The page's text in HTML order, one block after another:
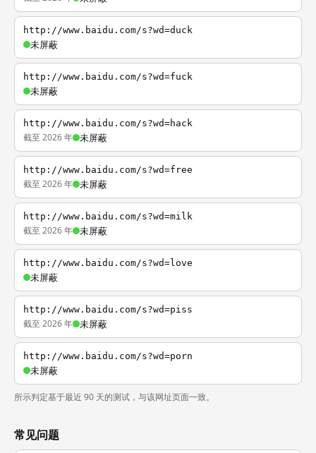
http://www.baidu.com/s?wd=duck
未屏蔽
http://www.baidu.com/s?wd=fuck
未屏蔽
http://www.baidu.com/s?wd=hack
截至 2026 年 未屏蔽
http://www.baidu.com/s?wd=free
截至 2026 年 未屏蔽
http://www.baidu.com/s?wd=milk
截至 2026 年 未屏蔽
http://www.baidu.com/s?wd=love
未屏蔽
http://www.baidu.com/s?wd=piss
截至 2026 年 未屏蔽
http://www.baidu.com/s?wd=porn
未屏蔽
所示判定基于最近 90 天的测试，与该网址页面一致。
常见问题